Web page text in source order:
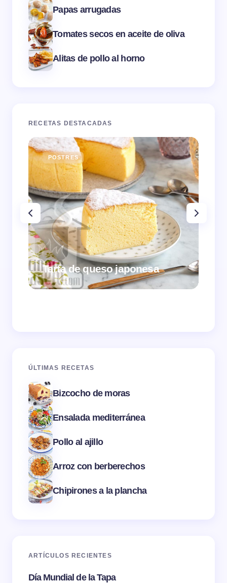
Papas arrugadas
Tomates secos en aceite de oliva
Alitas de pollo al horno
RECETAS DESTACADAS
POSTRES
Tarta de queso japonesa
ÚLTIMAS RECETAS
Bizcocho de moras
Ensalada mediterránea
Pollo al ajillo
Arroz con berberechos
Chipirones a la plancha
ARTÍCULOS RECIENTES
Día Mundial de la Tapa